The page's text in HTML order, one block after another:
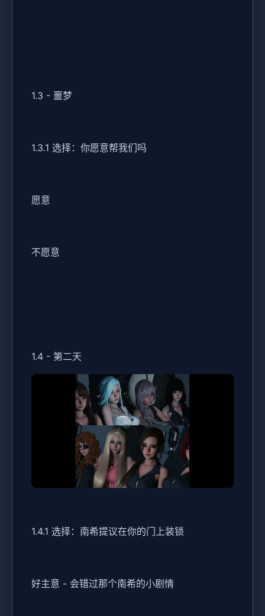
1.3 - 噩梦
1.3.1 选择：你愿意帮我们吗
愿意
不愿意
1.4 - 第二天
1.4.1 选择：南希提议在你的门上装锁
好主意 - 会错过那个南希的小剧情